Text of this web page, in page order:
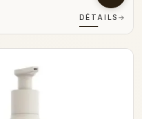
DÉTAILS →